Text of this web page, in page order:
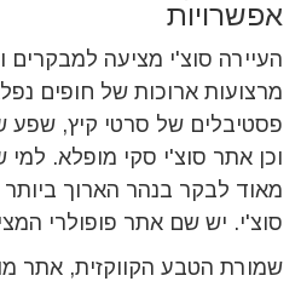
אפשרויות
העיירה סוצ'י מציעה למבקרים
מרצועות ארוכות של חופים
פסטיבלים של סרטי קיץ, שפע
וכן אתר סוצ'י סקי מופלא. למי
מאוד לבקר בנהר הארוך
סוצ'י. יש שם אתר פופולרי
שמורת הטבע הקווקזית, אתר